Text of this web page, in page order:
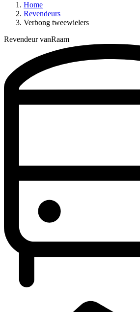
Home
Revendeurs
Verbong tweewielers
Revendeur vanRaam